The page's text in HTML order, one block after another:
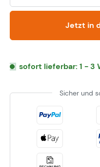
Jetzt in
sofort lieferbar: 1 - 3
Sicher und